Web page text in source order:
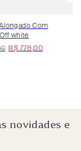
Com
Off white
R$ 778,00
novidades e